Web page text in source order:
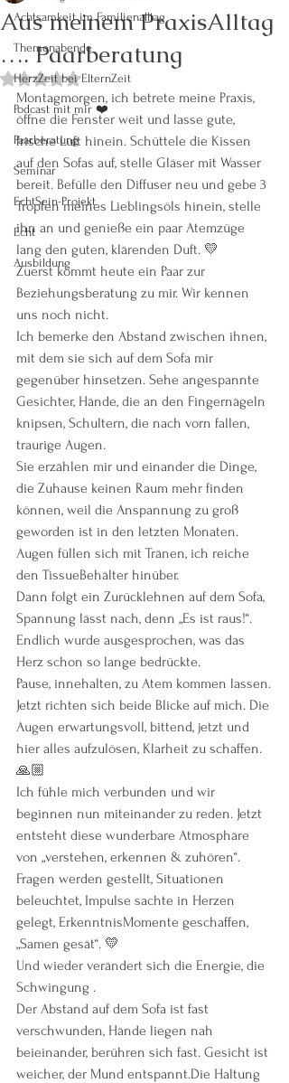
Achtsamkeit im Familienalltag
Themenabende
HerzZeit bei ElternZeit
Podcast mit mir ❤️
Paarberatung
Seminar
EchtSein-Projekt
Echt
Ausbildung
Aus meinem PraxisAlltag
…. Paarberatung
Mit NaN von 5 Sternen bewertet.
Montagmorgen, ich betrete meine Praxis,
öffne die Fenster weit und lasse gute,
frische Luft hinein. Schüttele die Kissen
auf den Sofas auf, stelle Gläser mit Wasser
bereit. Befülle den Diffuser neu und gebe 3
Tropfen meines Lieblingsöls hinein, stelle
ihn an und genieße ein paar Atemzüge
lang den guten, klärenden Duft. 💛
Zuerst kommt heute ein Paar zur
Beziehungsberatung zu mir. Wir kennen
uns noch nicht.
Ich bemerke den Abstand zwischen ihnen,
mit dem sie sich auf dem Sofa mir
gegenüber hinsetzen. Sehe angespannte
Gesichter, Hände, die an den Fingernägeln
knipsen, Schultern, die nach vorn fallen,
traurige Augen.
Sie erzählen mir und einander die Dinge,
die Zuhause keinen Raum mehr finden
können, weil die Anspannung zu groß
geworden ist in den letzten Monaten.
Augen füllen sich mit Tränen, ich reiche
den TissueBehälter hinüber.
Dann folgt ein Zurücklehnen auf dem Sofa,
Spannung lässt nach, denn „Es ist raus!“.
Endlich wurde ausgesprochen, was das
Herz schon so lange bedrückte.
Pause, innehalten, zu Atem kommen lassen.
Jetzt richten sich beide Blicke auf mich. Die
Augen erwartungsvoll, bittend, jetzt und
hier alles aufzulösen, Klarheit zu schaffen.
🙏🏼
Ich fühle mich verbunden und wir
beginnen nun miteinander zu reden. Jetzt
entsteht diese wunderbare Atmosphäre
von „verstehen, erkennen & zuhören“.
Fragen werden gestellt, Situationen
beleuchtet, Impulse sachte in Herzen
gelegt, ErkenntnisMomente geschaffen,
„Samen gesät“. 💛
Und wieder verändert sich die Energie, die
Schwingung .
Der Abstand auf dem Sofa ist fast
verschwunden, Hände liegen nah
beieinander, berühren sich fast. Gesicht ist
weicher, der Mund entspannt.Die Haltung